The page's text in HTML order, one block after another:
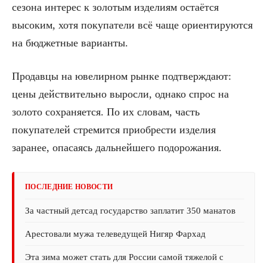
сезона интерес к золотым изделиям остаётся
высоким, хотя покупатели всё чаще ориентируются
на бюджетные варианты.
Продавцы на ювелирном рынке подтверждают:
цены действительно выросли, однако спрос на
золото сохраняется. По их словам, часть
покупателей стремится приобрести изделия
заранее, опасаясь дальнейшего подорожания.
ПОСЛЕДНИЕ НОВОСТИ
За частный детсад государство заплатит 350 манатов
Арестовали мужа телеведущей Нигяр Фархад
Эта зима может стать для России самой тяжелой с